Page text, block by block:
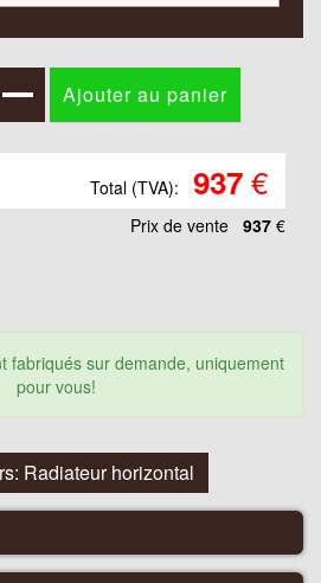
Total (TVA): 937€
Prix ​​de vente 937 €
fabriqués sur demande, uniquement
pour vous!
Radiateur horizontal